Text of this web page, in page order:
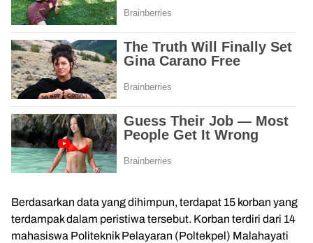
Berdasarkan data yang dihimpun, terdapat 15 korban yang
terdampak dalam peristiwa tersebut. Korban terdiri dari 14
mahasiswa Politeknik Pelayaran (Poltekpel) Malahayati